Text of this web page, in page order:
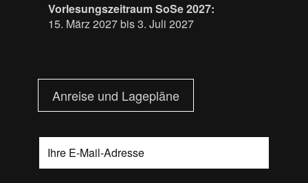
Vorlesungszeitraum SoSe 2027:
15. März 2027 bis 3. Juli 2027
Anreise und Lagepläne